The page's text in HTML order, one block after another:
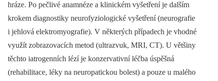
hráze. Po pečlivé anamnéze a klinickém vyšetření je dalším
krokem diagnostiky neurofyziologické vyšetření (neurografie
i jehlová elektromyografie). V některých případech je vhodné
využít zobrazovacích metod (ultrazvuk, MRI, CT). U většiny
těchto iatrogenních lézí je konzervativní léčba úspěšná
(rehabilitace, léky na neuropatickou bolest) a pouze u malého